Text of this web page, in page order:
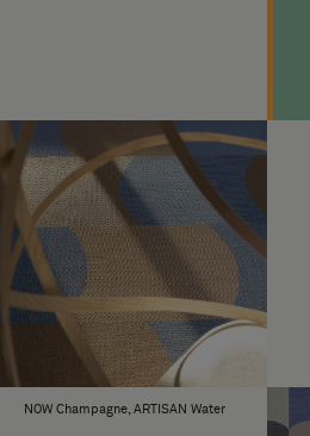
NOW Champagne, ARTISAN Water